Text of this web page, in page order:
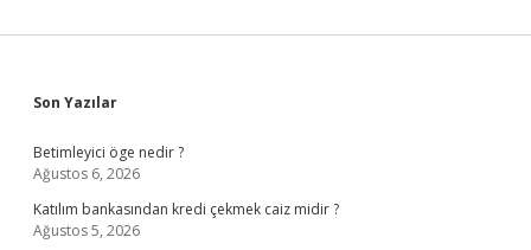
Sidebar
Son Yazılar
Betimleyici öge nedir ?
Ağustos 6, 2026
Katılım bankasından kredi çekmek caiz midir ?
Ağustos 5, 2026